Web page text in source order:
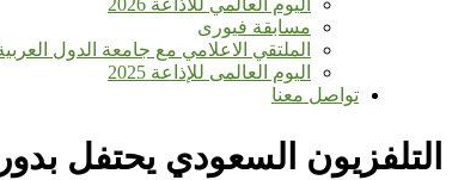
اليوم العالمي للأذاعة 2026
مسابقة فيورى
الملتقي الاعلامي مع جامعة الدول
اليوم العالمى للإذاعة 2025
تواصل معنا
التلفزيون السعودي يحتفل